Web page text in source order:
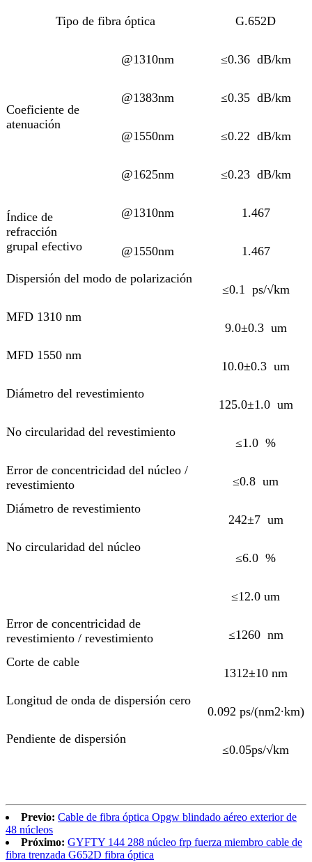
Tipo de fibra óptica G.652D
Coeficiente de
atenuación
@1310nm ≤0.36 dB/km
@1383nm ≤0.35 dB/km
@1550nm ≤0.22 dB/km
@1625nm ≤0.23 dB/km
Índice de
refracción
grupal efectivo
@1310nm 1.467
@1550nm
1.467
Dispersión del modo de polarización
≤0.1 ps/√km
MFD 1310 nm
9.0±0.3 um
MFD 1550 nm
10.0±0.3 um
Diámetro del revestimiento
125.0±1.0 um
No circularidad del revestimiento
≤1.0 %
Error de concentricidad del núcleo /
revestimiento
≤0.8 um
Diámetro de revestimiento
242±7 um
No circularidad del núcleo
≤6.0 %
≤12.0 um
Error de concentricidad de
revestimiento / revestimiento
≤1260 nm
Corte de cable
1312±10 nm
Longitud de onda de dispersión cero
0.092 ps/(nm2∙km)
Pendiente de dispersión
≤0.05ps/√km
Previo: Cable de fibra óptica Opgw blindado aéreo exterior de
48 núcleos
Próximo: GYFTY 144 288 núcleo frp fuerza miembro cable de
fibra trenzada G652D fibra óptica